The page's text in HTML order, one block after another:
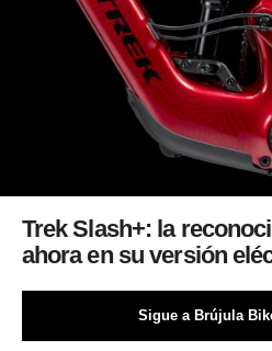
Trek Slash+: la
ahora en su versión
Sigue a Brújula